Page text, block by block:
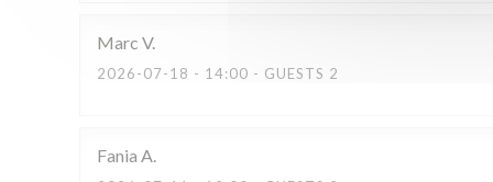
Marc V
2026-07-18 - 14:00 - GUESTS 2
Fania A